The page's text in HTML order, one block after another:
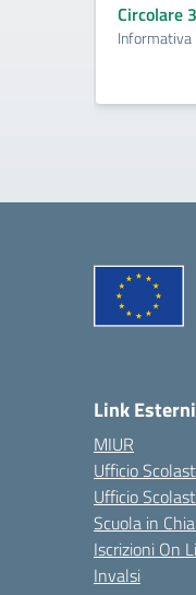
Circolare
Informativa
Link Esterni
MIUR
Ufficio
Ufficio
Scuola in
Iscrizioni On
Invalsi